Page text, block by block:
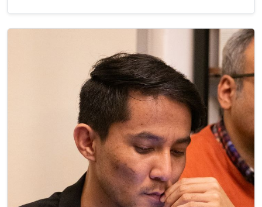
چار
دختر
زرتشت